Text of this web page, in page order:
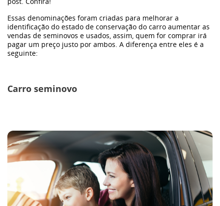
Ação Social
Volvo
Frota
Eletrificação
Dimas
Grupo Dimas a armazenar meus dados pessoais para
enviar campanhas de marketing e informações sobre a
empresa nos canais: Telefone, Email e SMS.
Essas denominações foram criadas para melhorar a
identificação do estado de conservação do carro aumentar as
vendas de seminovos e usados, assim, quem for comprar irá
pagar um preço justo por ambos. A diferença entre eles é a
seguinte:
Carro seminovo